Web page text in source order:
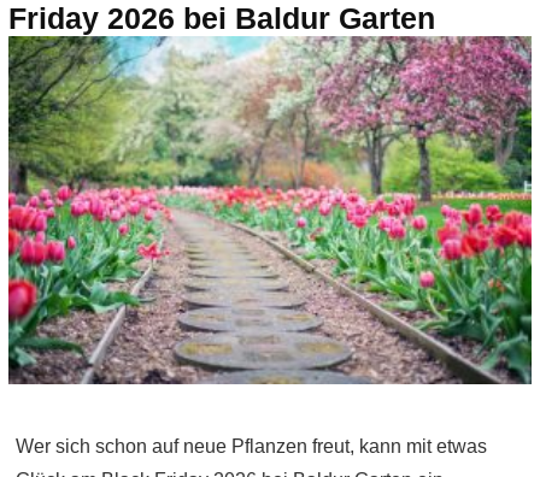
Friday 2026 bei Baldur Garten
Wer sich schon auf neue Pflanzen freut, kann mit etwas